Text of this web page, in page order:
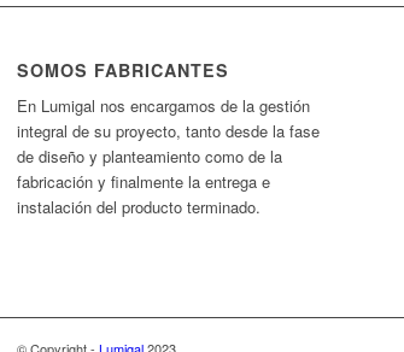
SOMOS FABRICANTES
En Lumigal nos encargamos de la gestión
integral de su proyecto, tanto desde la fase
de diseño y planteamiento como de la
fabricación y finalmente la entrega e
instalación del producto terminado.